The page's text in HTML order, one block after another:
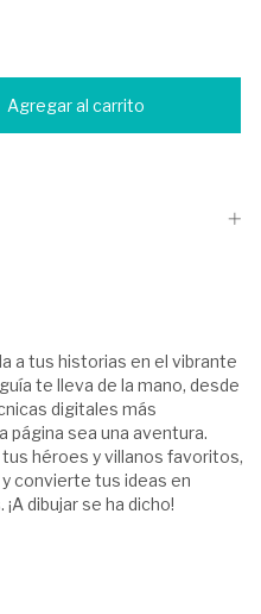
a tus historias en el vibrante
te lleva de la mano, desde
digitales más
página sea una aventura.
héroes y villanos favoritos,
convierte tus ideas en
dibujar se ha dicho!